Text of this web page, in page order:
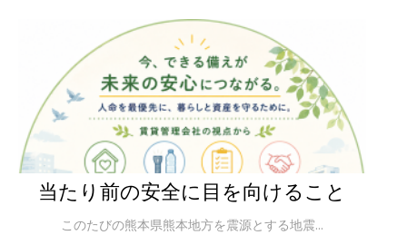
当たり前の安全に目を向けること
このたびの熊本県熊本地方を震源とする地震...